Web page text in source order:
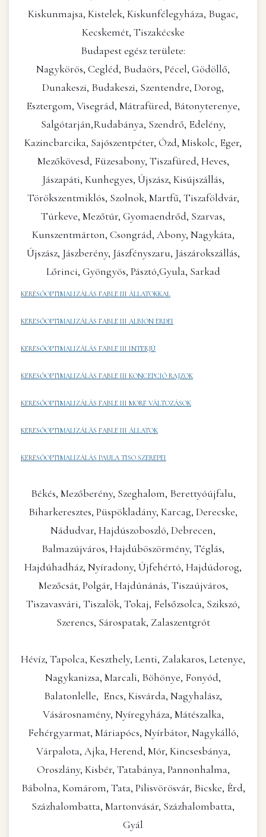
Kiskunmajsa, Kistelek, Kiskunfélegyháza, Bugac,
Kecskemét, Tiszakécske
Budapest egész területe:
Nagykörös, Cegléd, Budaörs, Pécel, Gödöllő,
Dunakeszi, Budakeszi, Szentendre, Dorog,
Esztergom, Visegrád, Mátrafüred, Bátonyterenye,
Salgótarján,Rudabánya, Szendrő, Edelény,
Kazincbarcika, Sajószentpéter, Ózd, Miskolc, Eger,
Mezőkövesd, Füzesabony, Tiszafüred, Heves,
Jászapáti, Kunhegyes, Újszász, Kisújszállás,
Törökszentmiklós, Szolnok, Martfű, Tiszaföldvár,
Túrkeve, Mezőtúr, Gyomaendrőd, Szarvas,
Kunszentmárton, Csongrád, Abony, Nagykáta,
Újszász, Jászberény, Jászfényszaru, Jászárokszállás,
Lőrinci, Gyöngyös, Pásztó,Gyula, Sarkad
KERESŐOPTIMALIZÁLÁS FABLE III ÁLLATOKKAL
KERESŐOPTIMALIZÁLÁS FABLE III ALBION ERDEI
KERESŐOPTIMALIZÁLÁS FABLE III INTERJÚ
KERESŐOPTIMALIZÁLÁS FABLE III KONCEPCIÓ RAJZOK
KERESŐOPTIMALIZÁLÁS FABLE III MORF VÁLTOZÁSOK
KERESŐOPTIMALIZÁLÁS FABLE III ÁLLATOK
KERESŐOPTIMALIZÁLÁS PAULA TISO SZEREPEI
Békés, Mezőberény, Szeghalom, Berettyóújfalu,
Biharkeresztes, Püspökladány, Karcag, Derecske,
Nádudvar, Hajdúszoboszló, Debrecen,
Balmazújváros, Hajdúböszörmény, Téglás,
Hajdúhadház, Nyíradony, Újfehértó, Hajdúdorog,
Mezőcsát, Polgár, Hajdúnánás, Tiszaújváros,
Tiszavasvári, Tiszalök, Tokaj, Felsőzsolca, Szikszó,
Szerencs, Sárospatak, Zalaszentgrót
Hévíz, Tapolca, Keszthely, Lenti, Zalakaros, Letenye,
Nagykanizsa, Marcali, Böhönye, Fonyód,
Balatonlelle, Encs, Kisvárda, Nagyhalász,
Vásárosnamény, Nyíregyháza, Mátészalka,
Fehérgyarmat, Máriapócs, Nyírbátor, Nagykálló,
Várpalota, Ajka, Herend, Mór, Kincsesbánya,
Oroszlány, Kisbér, Tatabánya, Pannonhalma,
Bábolna, Komárom, Tata, Pilisvörösvár, Bicske, Érd,
Százhalombatta, Martonvásár, Százhalombatta,
Gyál